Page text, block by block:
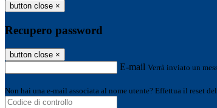
button close ×
Recupero password
button close ×
E-mail Verrà inviato un
Non hai una e-mail associata al nome utente? Effettua il reset